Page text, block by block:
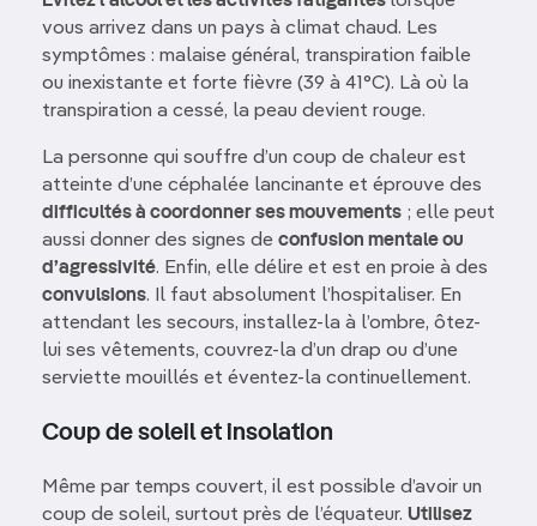
vous arrivez dans un pays à climat chaud. Les
symptômes : malaise général, transpiration faible
ou inexistante et forte fièvre (39 à 41°C). Là où la
transpiration a cessé, la peau devient rouge.
La personne qui souffre d’un coup de chaleur est
atteinte d’une céphalée lancinante et éprouve des
difficultés à coordonner ses mouvements ; elle peut
aussi donner des signes de confusion mentale ou
d’agressivité. Enfin, elle délire et est en proie à des
convulsions. Il faut absolument l’hospitaliser. En
attendant les secours, installez-la à l’ombre, ôtez-
lui ses vêtements, couvrez-la d’un drap ou d’une
serviette mouillés et éventez-la continuellement.
Coup de soleil et insolation
Même par temps couvert, il est possible d’avoir un
coup de soleil, surtout près de l’équateur. Utilisez